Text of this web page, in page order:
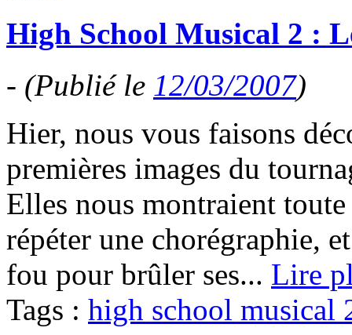
High School Musical 2 :
- (Publié le 12/03/2007)
Hier, nous vous faisons
premières images du
Elles nous montraient
répéter une chorégraphie,
fou pour brûler ses... Lire
Tags : high school musical